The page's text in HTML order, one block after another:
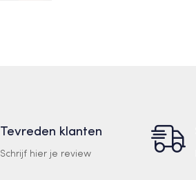
Tevreden klanten
Schrijf hier je review